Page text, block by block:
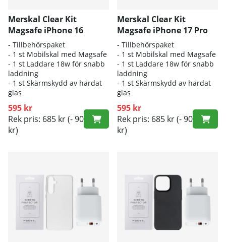
Merskal Clear Kit
Magsafe iPhone 16
- Tillbehörspaket
- 1 st Mobilskal med Magsafe
- 1 st Laddare 18w för snabb
laddning
- 1 st Skärmskydd av härdat
glas
595 kr
Rek pris: 685 kr(- 90
kr)
Merskal Clear Kit
Magsafe iPhone 17 Pro
- Tillbehörspaket
- 1 st Mobilskal med Magsafe
- 1 st Laddare 18w för snabb
laddning
- 1 st Skärmskydd av härdat
glas
595 kr
Rek pris: 685 kr(- 90
kr)